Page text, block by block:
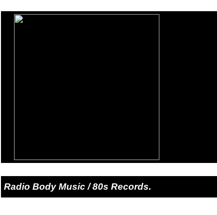
Radio Body Music / 80s Records.